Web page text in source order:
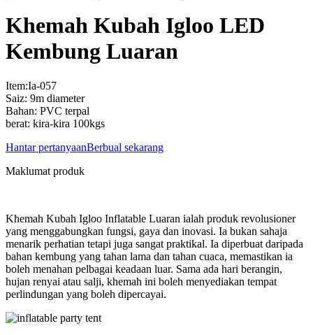
Khemah Kubah Igloo LED
Kembung Luaran
Item:Ia-057
Saiz: 9m diameter
Bahan: PVC terpal
berat: kira-kira 100kgs
Hantar pertanyaanBerbual sekarang
Maklumat produk
Khemah Kubah Igloo Inflatable Luaran ialah produk revolusioner
yang menggabungkan fungsi, gaya dan inovasi. Ia bukan sahaja
menarik perhatian tetapi juga sangat praktikal. Ia diperbuat daripada
bahan kembung yang tahan lama dan tahan cuaca, memastikan ia
boleh menahan pelbagai keadaan luar. Sama ada hari berangin,
hujan renyai atau salji, khemah ini boleh menyediakan tempat
perlindungan yang boleh dipercayai.